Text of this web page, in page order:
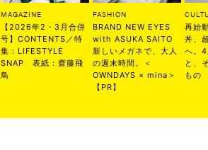
MAGAZINE
【2026年2・3月合併
号】CONTENTS／特
集：LIFESTYLE
SNAP 表紙：齋藤飛
鳥
FASHION
BRAND NEW EYES
with ASUKA SAITO
新しいメガネで、大人
の週末時間。＜
OWNDAYS × mina＞
【PR】
再始
丼、
へ。
と、
もの